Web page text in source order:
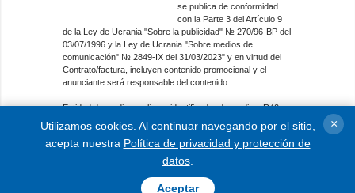
se publica de conformidad
con la Parte 3 del Artículo 9
de la Ley de Ucrania "Sobre la publicidad" № 270/96-ВР del
03/07/1996 y la Ley de Ucrania "Sobre medios de
comunicación" № 2849-IX del 31/03/2023" y en virtud del
Contrato/factura, incluyen contenido promocional y el
anunciante será responsable del contenido.
Entidad de medios en línea; identificador de medios: R40-
© 2015-2026 Ukrinform. Todos los derechos reservados.
Utilizamos cookies. Al continuar navegando por el sitio,
acepta nuestra Política de privacidad y protección de
datos.
Aceptar
×